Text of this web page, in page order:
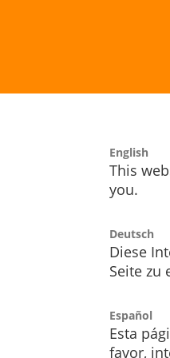
English
This
you.
Deutsch
Diese
Seite zu
Español
Esta
favor,